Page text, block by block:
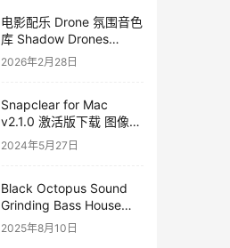
电影配乐 Drone 氛围音色
库 Shadow Drones
Kontakt 采样库下载
2026年2月28日
Snapclear for Mac
v2.1.0 激活版下载 图像背
景删除软件
2024年5月27日
Black Octopus Sound
Grinding Bass House
WAV XFER RECORDS
2025年8月10日